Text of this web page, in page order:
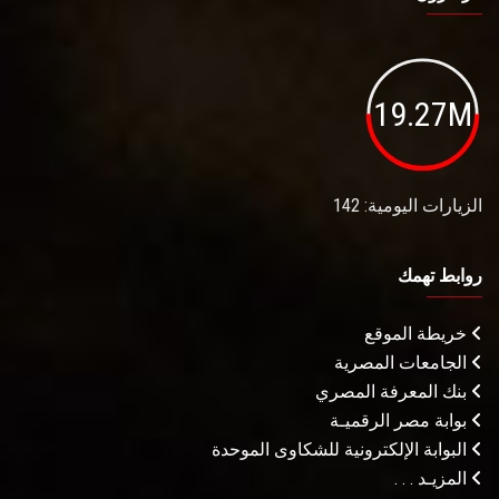
19.27M
الزيارات اليومية: 142
روابط تهمك
خريطة الموقع
الجامعات المصرية
بنك المعرفة المصري
بوابة مصر الرقميـة
البوابة الإلكترونية للشكاوى الموحدة
المزيـد . . .